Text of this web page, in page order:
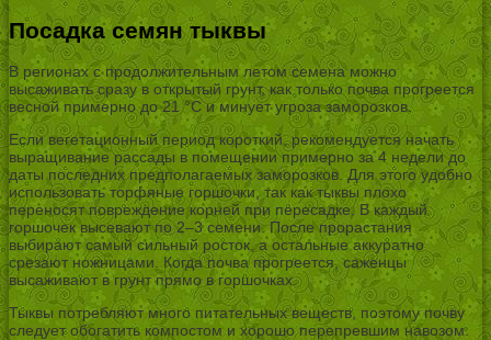
Посадка семян тыквы
В регионах с продолжительным летом семена можно
высаживать сразу в открытый грунт, как только почва прогреется
весной примерно до 21 °C и минует угроза заморозков.
Если вегетационный период короткий, рекомендуется начать
выращивание рассады в помещении примерно за 4 недели до
даты последних предполагаемых заморозков. Для этого удобно
использовать торфяные горшочки, так как тыквы плохо
переносят повреждение корней при пересадке. В каждый
горшочек высевают по 2–3 семени. После прорастания
выбирают самый сильный росток, а остальные аккуратно
срезают ножницами. Когда почва прогреется, саженцы
высаживают в грунт прямо в горшочках.
Тыквы потребляют много питательных веществ, поэтому почву
следует обогатить компостом и хорошо перепревшим навозом.